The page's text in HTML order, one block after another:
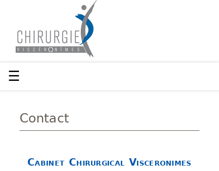
☰
Contact
Cabinet Chirurgical Visceronimes